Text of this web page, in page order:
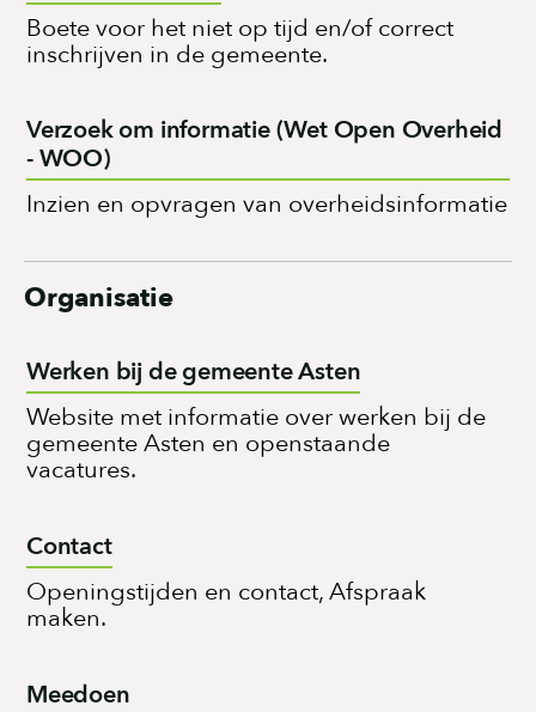
Boete voor het niet op tijd en/of correct
inschrijven in de gemeente.
Verzoek om informatie (Wet Open Overheid
- WOO)
Inzien en opvragen van overheidsinformatie
Organisatie
Werken bij de gemeente Asten
Website met informatie over werken bij de
gemeente Asten en openstaande
vacatures.
Contact
Openingstijden en contact, Afspraak
maken.
Meedoen